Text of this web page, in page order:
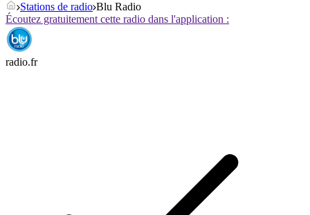
Stations de radio Blu Radio
Écoutez gratuitement cette radio dans l'application :
radio.fr